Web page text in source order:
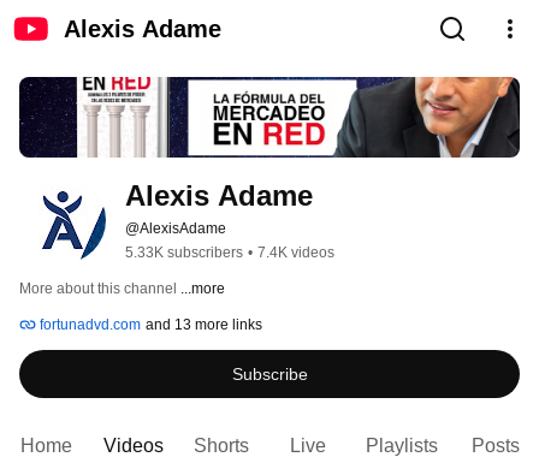
Alexis Adame
Alexis Adame
@AlexisAdame
5.33K subscribers • 7.4K videos
More about this channel ...more
fortunadvd.com and 13 more links
Subscribe
Home Videos Shorts Live Playlists Posts